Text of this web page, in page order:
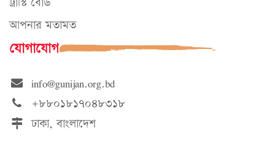
আপনার মতামত
যোগাযোগ
info@gunijan.org.bd
+৮৮০১৮১৭০৪৮৩১৮
ঢাকা, বাংলাদেশ